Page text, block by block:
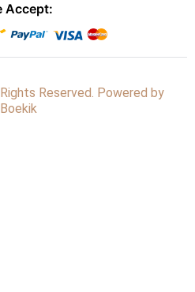
Accept:
Reserved. Powered by
Boekik